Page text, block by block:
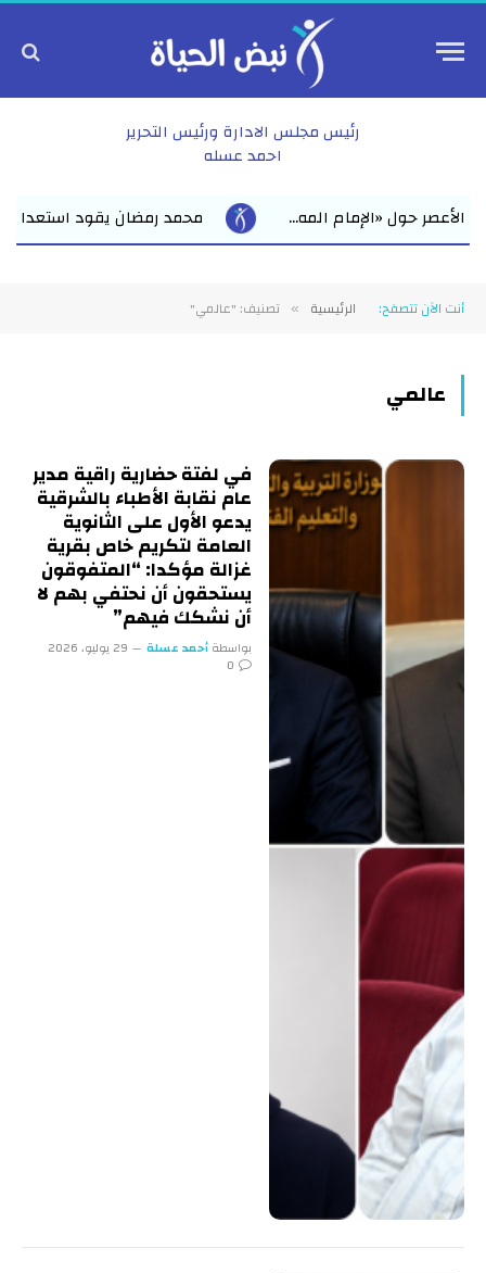
رئيس مجلس الادارة ورئيس التحرير
احمد عسله
محمد رمضان يقود استعدادات مبكرة للعام الدراسي
أنت الآن تتصفح: الرئيسية » تصنيف: "عالمي"
عالمي
في لفتة حضارية راقية مدير
عام نقابة الأطباء بالشرقية
يدعو الأول على الثانوية
العامة لتكريم خاص بقرية
غزالة مؤكدا: “المتفوقون
يستحقون أن نحتفي بهم لا
أن نشكك فيهم”
بواسطة أحمد عسلة
29 يوليو، 2026
0